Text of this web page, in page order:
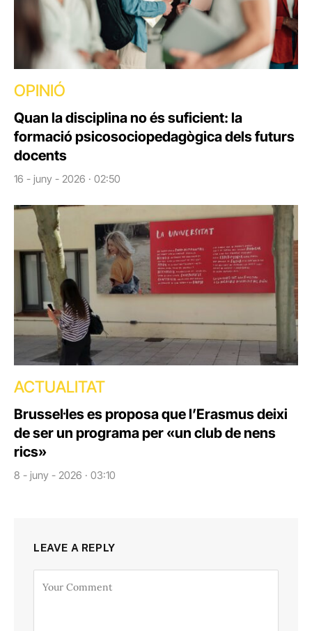
OPINIÓ
Quan la disciplina no és suficient: la
formació psicosociopedagògica dels futurs
docents
16 - juny - 2026 · 02:50
ACTUALITAT
Brussel·les es proposa que l’Erasmus deixi
de ser un programa per «un club de nens
rics»
8 - juny - 2026 · 03:10
LEAVE A REPLY